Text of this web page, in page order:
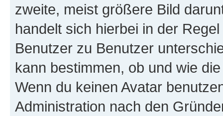
zweite, meist größere Bild
handelt sich hierbei in der
Benutzer zu Benutzer
kann bestimmen, ob und wie
Wenn du keinen Avatar
Administration nach den